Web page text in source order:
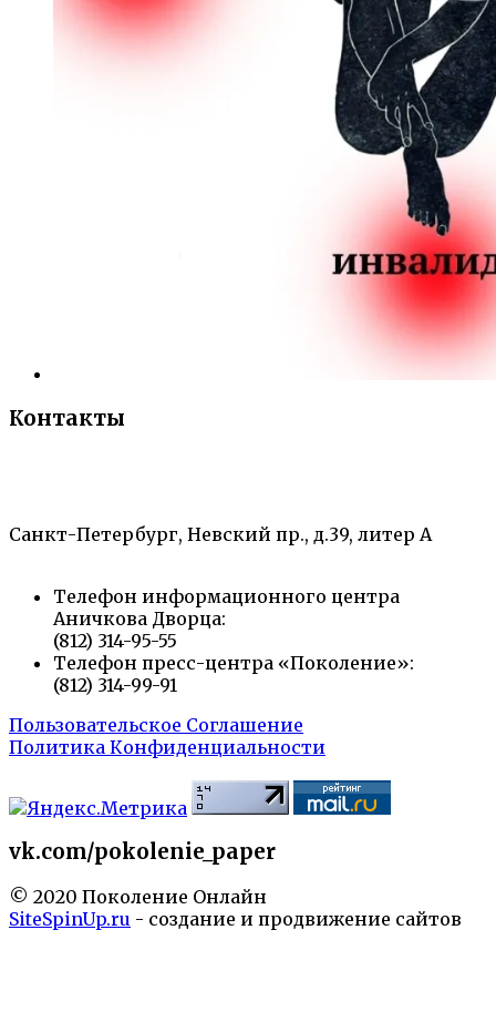
Контакты
Санкт-Петербург, Невский пр., д.39, литер А
Телефон информационного центра
Аничкова Дворца:
(812) 314-95-55
Телефон пресс-центра «Поколение»:
(812) 314-99-91
Пользовательское Соглашение
Политика Конфиденциальности
vk.com/pokolenie_paper
© 2020 Поколение Онлайн
SiteSpinUp.ru - создание и продвижение сайтов